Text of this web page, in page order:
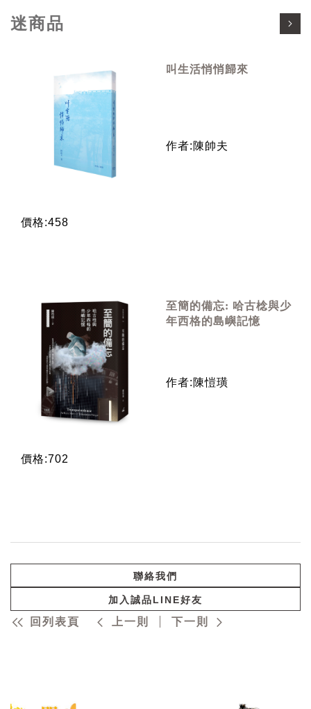
迷商品
叫生活悄悄歸來
作者:陳帥夫
價格:458
至簡的備忘: 哈古棯與少
年西格的島嶼記憶
作者:陳愷璜
價格:702
聯絡我們
加入誠品LINE好友
回列表頁 上一則 下一則